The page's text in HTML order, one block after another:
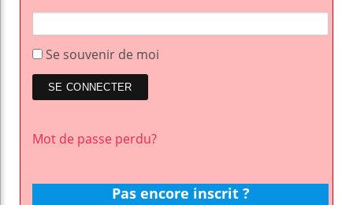
Se souvenir de moi
Mot de passe perdu?
Pas encore inscrit ?